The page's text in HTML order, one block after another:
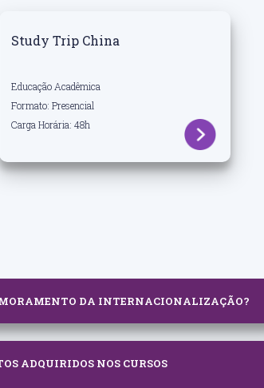
Study Trip China
Educação Acadêmica
Formato: Presencial
Carga Horária: 48h
DA INTERNACIONALIZAÇÃO?
ADQUIRIDOS NOS CURSOS